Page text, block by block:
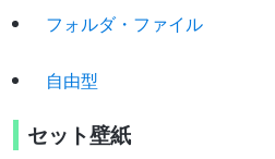
フォルダ・ファイル
自由型
セット壁紙